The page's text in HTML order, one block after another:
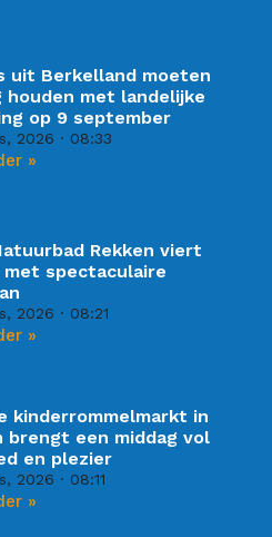
uit Berkelland moeten
houden met landelijke
op 9 september
2026 08:33
»
Rekken viert
met spectaculaire
2026 08:21
»
kinderrommelmarkt in
brengt een middag vol
en plezier
2026 08:11
»